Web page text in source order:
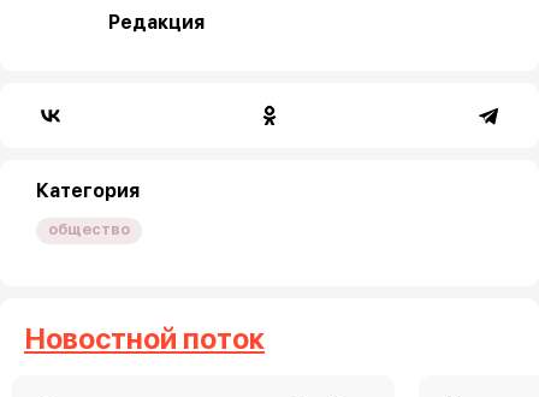
Редакция
Категория
общество
Новостной поток